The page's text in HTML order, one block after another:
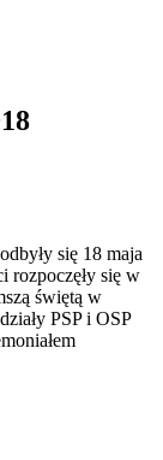
się 18 maja
rozpoczęły się w
świętą w
PSP i OSP